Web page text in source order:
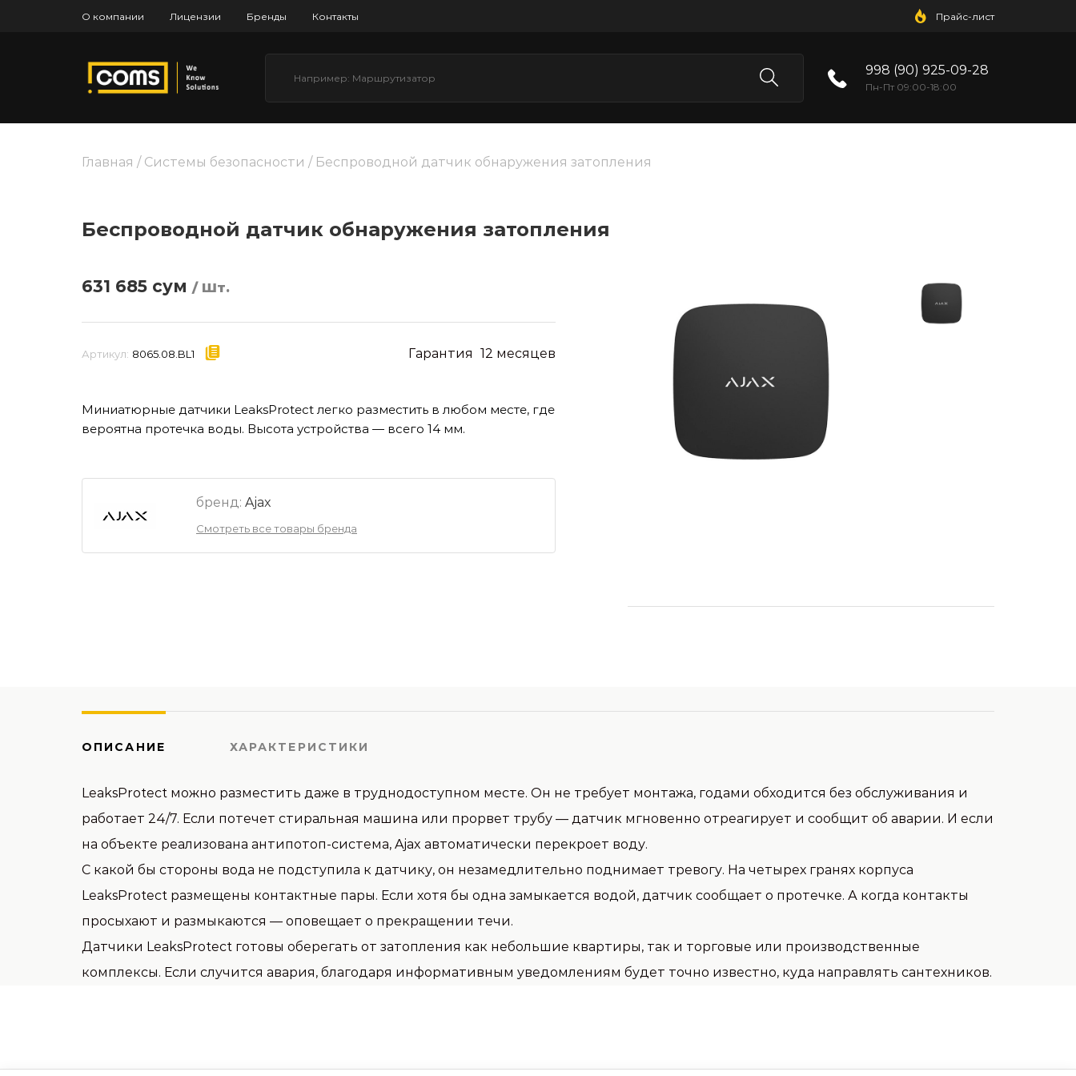
О компании Лицензии Бренды Контакты Прайс-лист
998 (90) 925-09-28
Пн-Пт 09:00-18:00
Главная / Системы безопасности / Беспроводной датчик обнаружения затопления
Беспроводной датчик обнаружения затопления
631 685 сум / Шт.
Артикул: 8065.08.BL1 Гарантия 12 месяцев
Миниатюрные датчики LeaksProtect легко разместить в любом месте, где
вероятна протечка воды. Высота устройства — всего 14 мм.
бренд: Ajax
Смотреть все товары бренда
ОПИСАНИЕ ХАРАКТЕРИСТИКИ
LeaksProtect можно разместить даже в труднодоступном месте. Он не требует монтажа, годами обходится без обслуживания и
работает 24/7. Если потечет стиральная машина или прорвет трубу — датчик мгновенно отреагирует и сообщит об аварии. И если
на объекте реализована антипотоп-система, Ajax автоматически перекроет воду.
С какой бы стороны вода не подступила к датчику, он незамедлительно поднимает тревогу. На четырех гранях корпуса
LeaksProtect размещены контактные пары. Если хотя бы одна замыкается водой, датчик сообщает о протечке. А когда контакты
просыхают и размыкаются — оповещает о прекращении течи.
Датчики LeaksProtect готовы оберегать от затопления как небольшие квартиры, так и торговые или производственные
комплексы. Если случится авария, благодаря информативным уведомлениям будет точно известно, куда направлять сантехников.